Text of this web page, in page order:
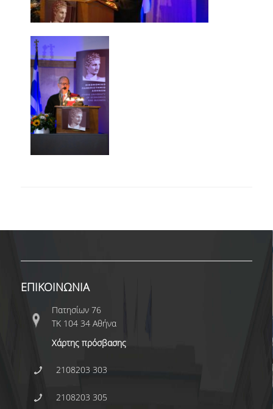
ΒΕΒΑΙΩΣΗ ΓΝΩΣΗΣ ΠΛΗΡΟΦΟΡΙΚΗΣ ΚΑΙ
ΕΠΑΝΕΞΕΤΑΣΗ ΓΙΑ ΒΕΛΤΙΩΣΗ ΒΑΘΜΟΛΟΓΙΑΣ
ΔΙΚΑΙΩΜΑ ΓΙΑ ΠΡΟΦΟΡΙΚΗ ΕΞΕΤΑΣΗ
ΠΡΟΓΡΑΜΜΑ ΣΠΟΥΔΩΝ ΣΤΙΣ ΕΠΙΣΤΗΜΕΣ
ΤΗΣ ΑΓΩΓΗΣ ΚΑΙ ΤΗΣ ΕΚΠΑΙΔΕΥΣΗΣ
ΠΡΟΓΡΑΜΜΑΤΟΣ ΤΜΗΜΑΤΟΣ
ΕΠΙΚΟΙΝΩΝΙΑ
Πατησίων 76
ΤΚ 104 34 Αθήνα
Χάρτης πρόσβασης
2108203 303
2108203 305